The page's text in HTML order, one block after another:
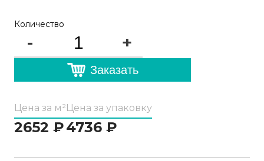
Количество
- +
Заказать
Цена за м²
2652 ₽
Цена за упаковку
4736 ₽